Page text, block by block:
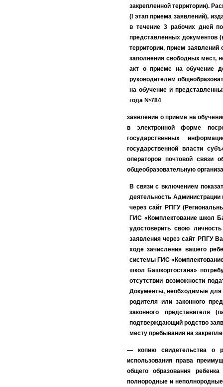
закрепленной территории).
(I этап приема заявлений),
в течение 3 рабочих дней
представленных документов
территории, прием
заполнения свободных мест,
акт о приеме на обучение
руководителем
на обучение и
года №784
заявление о приеме на
в электронной форме
государственных
государственной власти
операторов почтовой связи
общеобразовательную
В связи с включением
деятельность Администрации
через сайт РПГУ
ГИС «Комплектование школ
удостоверить свою
заявления через сайт РПГУ
ходе зачисления вашего
системы ГИС
школ Башкортостана»
отсутствии возможности
Документы, необходимые для
родителя или законного
законного представителя
подтверждающий родство
месту пребывания на
— копию свидетельства о
использования права
общего образования
полнородные и